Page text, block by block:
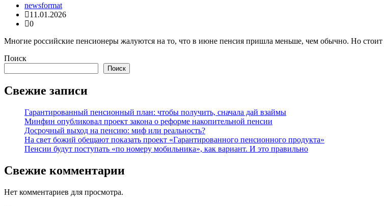
newsformat
11.01.2026
0
Многие российские пенсионеры жалуются на то, что в июне пенсия пришла меньше, чем обычно. Но
Поиск
Поиск
Свежие записи
Гарантированный пенсионный план: чтобы получить, сначала дай взаймы
Минфин опубликовал проект закона о реформе накопительной пенсии
Досрочный выход на пенсию: миф или реальность?
На свет божий обещают показать проект «Гарантированного пенсионного продукта»
Пенсии будут поступать «по номеру мобильника», как вариант. И это правильно
Свежие комментарии
Нет комментариев для просмотра.